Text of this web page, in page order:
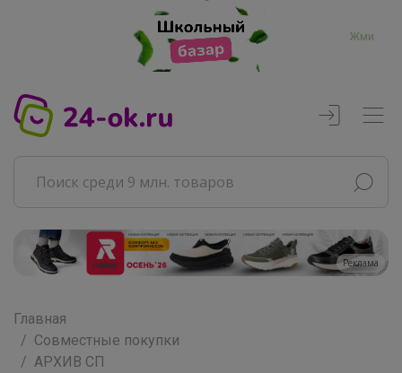
Жми
Главная
Совместные покупки
АРХИВ СП